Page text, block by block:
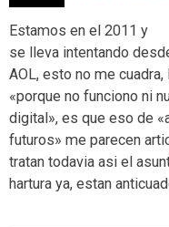
Estamos en el 2011 y
se lleva intentando
AOL, esto no me
«porque no funciono ni
digital», es que eso de
futuros» me parecen
tratan todavia asi el
hartura ya, estan